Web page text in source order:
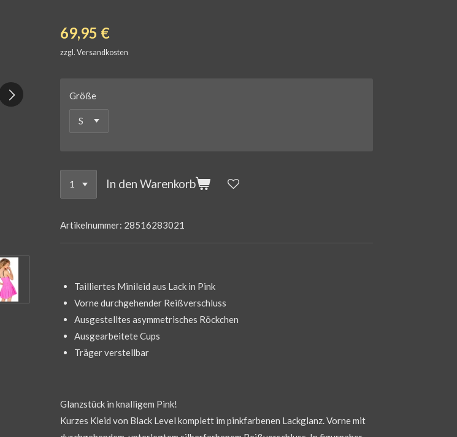
69,95 €
zzgl. Versandkosten
Größe
In den Warenkorb
Artikelnummer: 28516283021
Tailliertes Minileid aus Lack in Pink
Vorne durchgehender Reißverschluss
Ausgestelltes asymmetrisches Röckchen
Ausgearbeitete Cups
Träger verstellbar
Glanzstück in knalligem Pink!
Kurzes Kleid von Black Level komplett im pinkfarbenen Lackglanz. Vorne mit